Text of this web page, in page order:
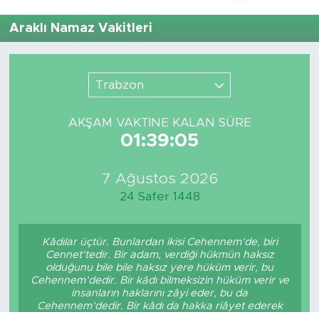
Araklı Namaz Vakitleri
Trabzon
AKŞAM VAKTİNE KALAN SÜRE
01:39:05
7 Ağustos 2026
24 Safer 1448
Kâdılar üçtür. Bunlardan ikisi Cehennem’de, biri
Cennet’tedir. Bir adam, verdiği hükmün haksız
olduğunu bile bile haksız yere hüküm verir, bu
Cehennem’dedir. Bir kâdı bilmeksizin hüküm verir ve
insanların haklarını zâyi eder, bu da
Cehennem’dedir. Bir kâdı da hakka riâyet ederek
Son Dakika Haberleri